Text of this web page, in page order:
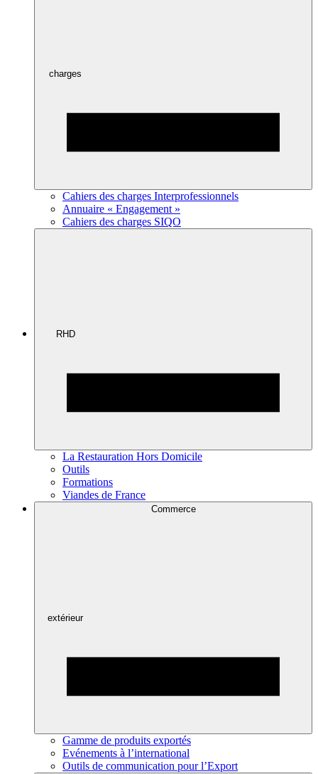
charges
Cahiers des charges Interprofessionnels
Annuaire « Engagement »
Cahiers des charges SIQO
RHD
La Restauration Hors Domicile
Outils
Formations
Viandes de France
Commerce
extérieur
Gamme de produits exportés
Evénements à l’international
Outils de communication pour l’Export